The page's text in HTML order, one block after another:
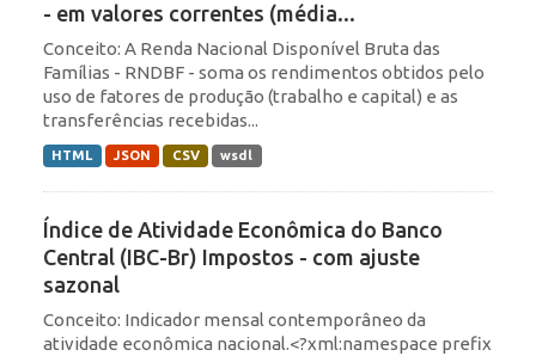
- em valores correntes (média...
Conceito: A Renda Nacional Disponível Bruta das
Famílias - RNDBF - soma os rendimentos obtidos pelo
uso de fatores de produção (trabalho e capital) e as
transferências recebidas...
HTML JSON CSV wsdl
Índice de Atividade Econômica do Banco
Central (IBC-Br) Impostos - com ajuste
sazonal
Conceito: Indicador mensal contemporâneo da
atividade econômica nacional.<?xml:namespace prefix